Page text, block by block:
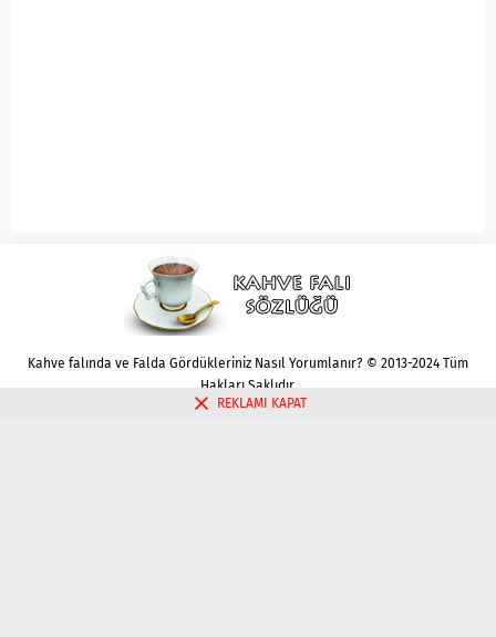
Kahve falında ve Falda Gördükleriniz Nasıl Yorumlanır? © 2013-2024 Tüm
Hakları Saklıdır.
REKLAMI KAPAT